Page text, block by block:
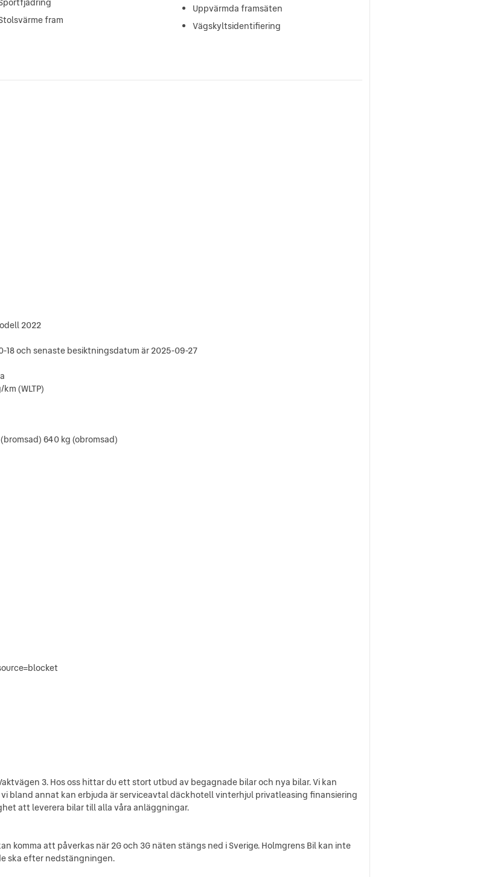
fram
Uppvärmda framsäten
Vägskyltsidentifiering
2022
18 och senaste besiktningsdatum är 2025-09-27
(WLTP)
640 kg (obromsad)
3. Hos oss hittar du ett stort utbud av begagnade bilar och nya bilar. Vi kan
bland annat kan erbjuda är serviceavtal däckhotell vinterhjul privatleasing finansiering
att leverera bilar till alla våra anläggningar.
komma att påverkas när 2G och 3G näten stängs ned i Sverige. Holmgrens Bil kan inte
ska efter nedstängningen.